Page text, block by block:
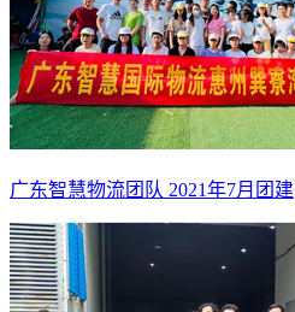
广东智慧物流团队 2021年7月团建